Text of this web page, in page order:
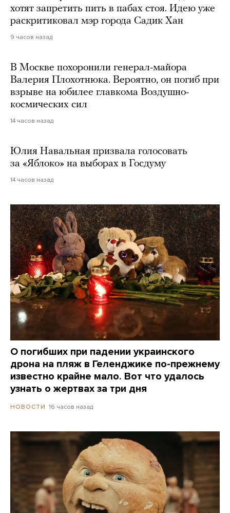
хотят запретить пить в пабах стоя. Идею уже
раскритиковал мэр города Садик Хан
9 часов назад
В Москве похоронили генерал-майора
Валерия Плохотнюка. Вероятно, он погиб при
взрыве на юбилее главкома Воздушно-
космических сил
14 часов назад
Юлия Навальная призвала голосовать
за «Яблоко» на выборах в Госдуму
14 часов назад
О погибших при падении украинского
дрона на пляж в Геленджике по-прежнему
известно крайне мало. Вот что удалось
узнать о жертвах за три дня
НОВОСТИ 16 часов назад